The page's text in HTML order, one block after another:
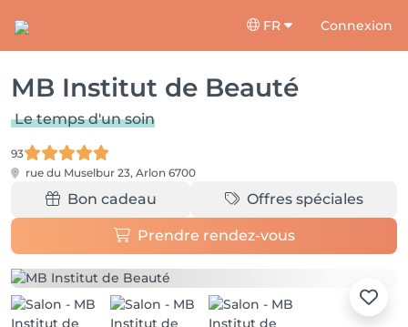
FR Connexion
MB Institut de Beauté
Le temps d'un soin
93
rue du Muselbur 23, Arlon 6700
Bon cadeau Offres spéciales
Prendre rendez-vous